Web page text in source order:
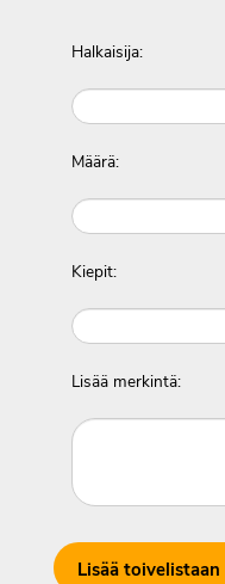
Halkaisija:
Määrä:
Kiepit:
Lisää merkintä:
Lisää toivelistaan